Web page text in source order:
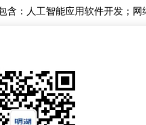
：人工智能应用软件开发；